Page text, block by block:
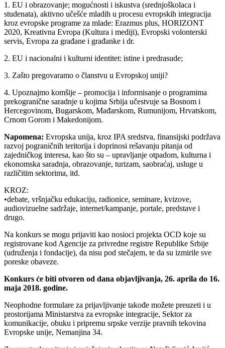
1. EU i obrazovanje; mogućnosti i iskustva (srednjoškolaca i
studenata), aktivno učešće mladih u procesu evropskih integracija
kroz evropske programe za mlade: Erazmus plus, HORIZONT
2020, Kreativna Evropa (Kultura i mediji), Evropski volonterski
servis, Evropa za građane i građanke i dr.
2. EU i nacionalni i kulturni identitet: istine i predrasude;
3. Zašto pregovaramo o članstvu u Evropskoj uniji?
4. Upoznajmo komšije – promocija i informisanje o programima
prekogranične saradnje u kojima Srbija učestvuje sa Bosnom i
Hercegovinom, Bugarskom, Mađarskom, Rumunijom, Hrvatskom,
Crnom Gorom i Makedonijom.
Napomena: Evropska unija, kroz IPA sredstva, finansijski podržava
razvoj pograničnih teritorija i doprinosi rešavanju pitanja od
zajedničkog interesa, kao što su – upravljanje otpadom, kulturna i
ekonomska saradnja, obrazovanje, turizam, saobraćaj, usluge u
različitim sektorima, itd.
KROZ:
•debate, vršnjačku edukaciju, radionice, seminare, kvizove,
audiovizuelne sadržaje, internet/kampanje, portale, predstave i
drugo.
Na konkurs se mogu prijaviti kao nosioci projekta OCD koje su
registrovane kod Agencije za privredne registre Republike Srbije
(udruženja i fondacije), da nisu pod stečajem, te da su izmirile sve
poreske obaveze.
Konkurs će biti otvoren od dana objavljivanja, 26. aprila do 16.
maja 2018. godine.
Neophodne formulare za prijavljivanje takođe možete preuzeti i u
prostorijama Ministarstva za evropske integracije, Sektor za
komunikacije, obuku i pripremu srpske verzije pravnih tekovina
Evropske unije, Nemanjina 34.